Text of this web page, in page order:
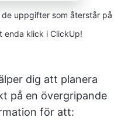
uppgifter som återstår på
enda klick i ClickUp!
dig att planera
på en övergripande
för att: